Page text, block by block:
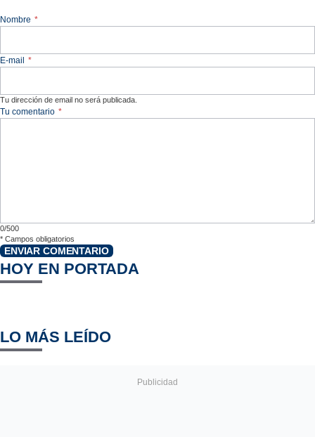
Nombre *
E-mail *
Tu dirección de email no será publicada.
Tu comentario *
0/500
* Campos obligatorios
ENVIAR COMENTARIO
HOY EN PORTADA
LO MÁS LEÍDO